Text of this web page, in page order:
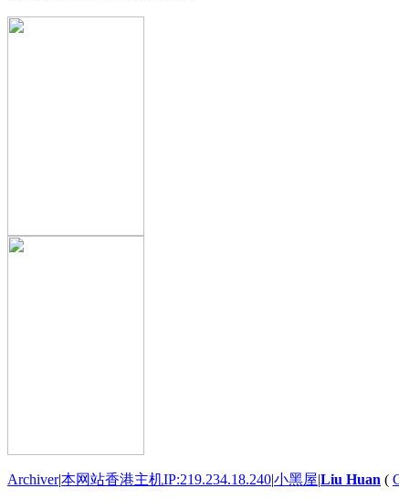
Archiver|本网站香港主机IP:219.234.18.240|小黑屋|Liu Huan (